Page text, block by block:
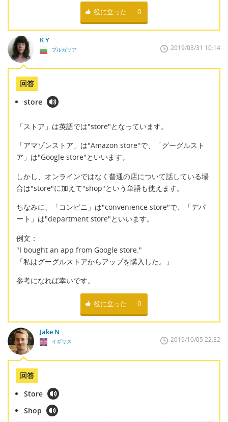
役に立った 0
K Y
ブルガリア 2019/03/31 10:14
回答
store
「ストア」は英語では"store"となっています。
「アマゾンストア」は"Amazon store"で、「グーグルスト
ア」は"Google store"といいます。
しかし、オンラインではなく普通の店について話している場
合は"store"に加えて"shop"という単語も使えます。
ちなみに、「コンビニ」は"convenience store"で、「デパ
ート」は"department store"といいます。
例文：
"I bought an app from Google store."
「私はグーグルストアからアップを購入した。」
参考になれば幸いです。
役に立った 0
Jake N
イギリス 2019/10/05 22:32
回答
Store
Shop